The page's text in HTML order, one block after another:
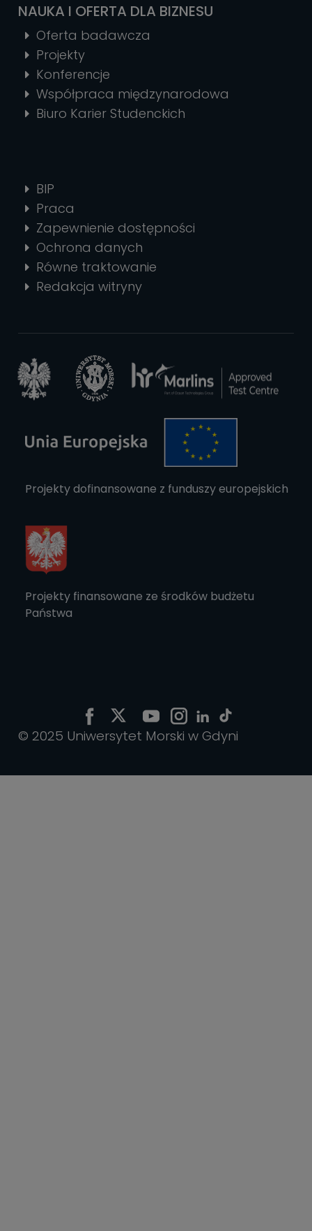
NAUKA I OFERTA DLA BIZNESU
Oferta badawcza
Projekty
Konferencje
Współpraca międzynarodowa
Biuro Karier Studenckich
BIP
Praca
Zapewnienie dostępności
Ochrona danych
Równe traktowanie
Redakcja witryny
Projekty dofinansowane z funduszy europejskich
Projekty finansowane ze środków budżetu
Państwa
© 2025 Uniwersytet Morski w Gdyni